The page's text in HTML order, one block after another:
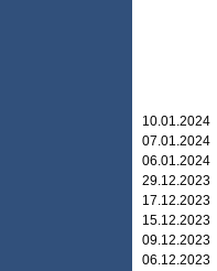
10.01.2024
07.01.2024
06.01.2024
29.12.2023
17.12.2023
15.12.2023
09.12.2023
06.12.2023